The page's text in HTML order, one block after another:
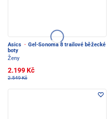
Asics · Gel-Sonoma 8 trailové běžecké
boty
Ženy
2.199 Kč
2.549 Kč